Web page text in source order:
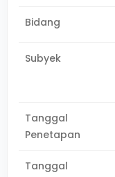
Bidang
Subyek
Tanggal
Penetapan
Tanggal